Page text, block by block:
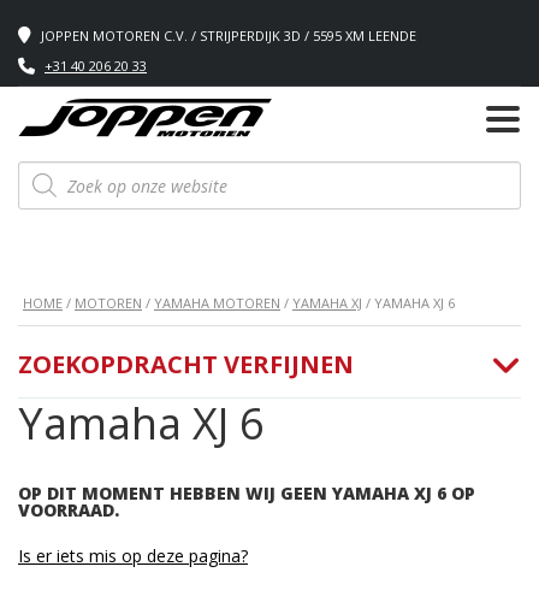
JOPPEN MOTOREN C.V. / STRIJPERDIJK 3D / 5595 XM LEENDE
+31 40 206 20 33
Producten
zoeken
HOME / MOTOREN / YAMAHA MOTOREN / YAMAHA XJ / YAMAHA XJ 6
Yamaha XJ 6
OP DIT MOMENT HEBBEN WIJ GEEN YAMAHA XJ 6 OP
VOORRAAD.
ZOEKOPDRACHT VERFIJNEN
Is er iets mis op deze pagina?